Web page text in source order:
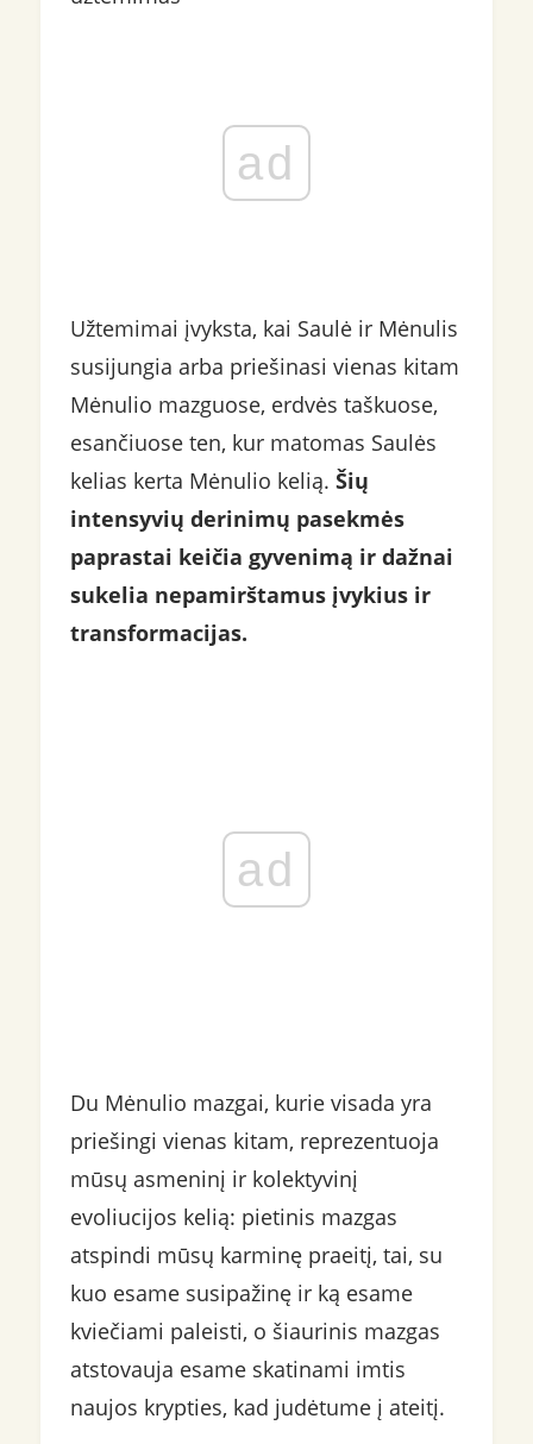
ad
Užtemimai įvyksta, kai Saulė ir Mėnulis
susijungia arba priešinasi vienas kitam
Mėnulio mazguose, erdvės taškuose,
esančiuose ten, kur matomas Saulės
kelias kerta Mėnulio kelią. Šių
intensyvių derinimų pasekmės
paprastai keičia gyvenimą ir dažnai
sukelia nepamirštamus įvykius ir
transformacijas.
ad
Du Mėnulio mazgai, kurie visada yra
priešingi vienas kitam, reprezentuoja
mūsų asmeninį ir kolektyvinį
evoliucijos kelią: pietinis mazgas
atspindi mūsų karminę praeitį, tai, su
kuo esame susipažinę ir ką esame
kviečiami paleisti, o šiaurinis mazgas
atstovauja esame skatinami imtis
naujos krypties, kad judėtume į ateitį.